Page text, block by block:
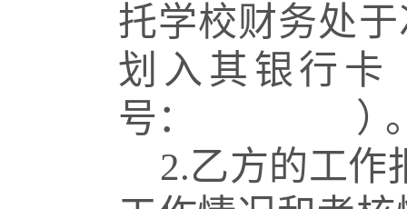
托学校财务处
划入其银行卡
号：
）
2.乙方的工作